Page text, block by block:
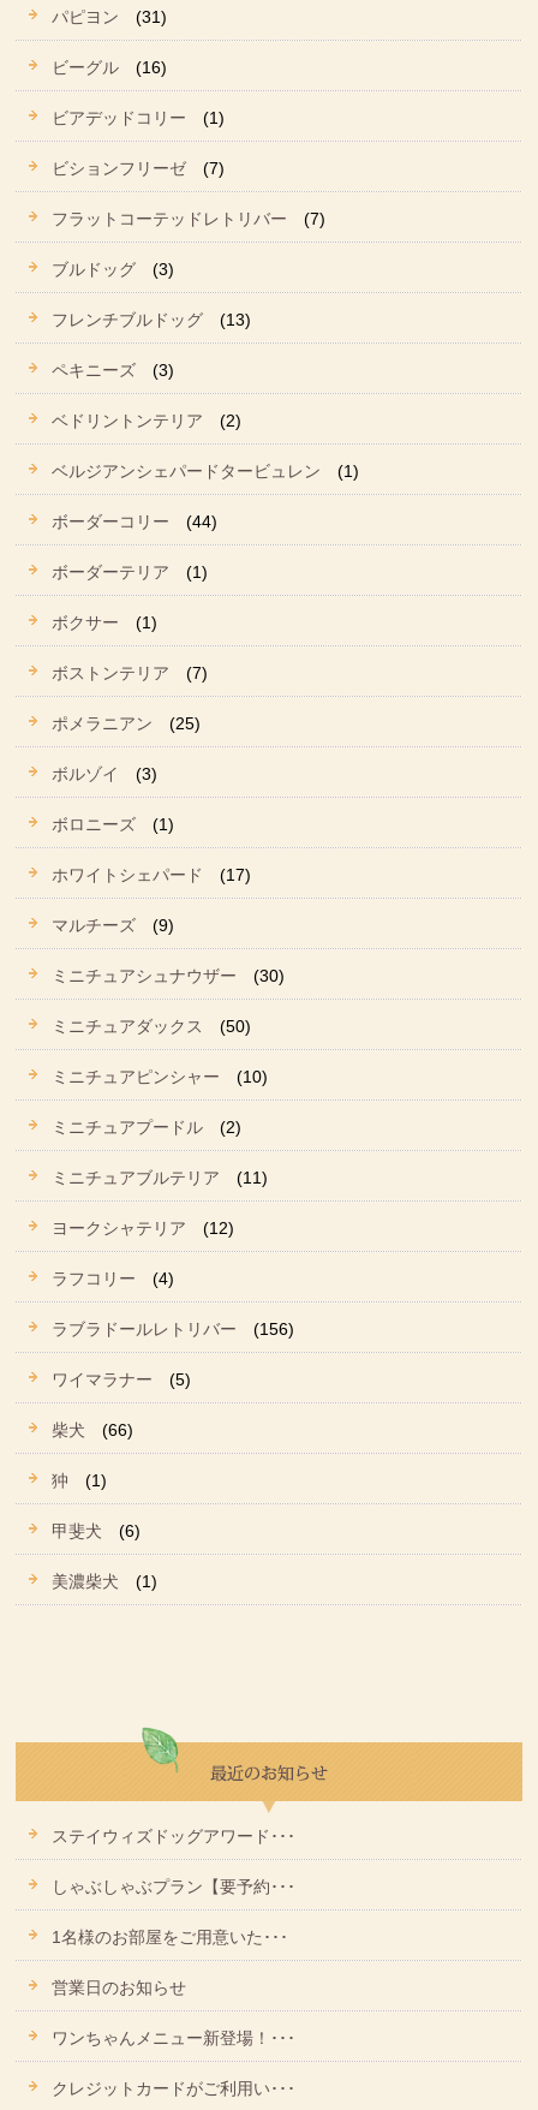
パピヨン (31)
ビーグル (16)
ビアデッドコリー (1)
ビションフリーゼ (7)
フラットコーテッドレトリバー (7)
ブルドッグ (3)
フレンチブルドッグ (13)
ペキニーズ (3)
ベドリントンテリア (2)
ベルジアンシェパードタービュレン (1)
ボーダーコリー (44)
ボーダーテリア (1)
ボクサー (1)
ボストンテリア (7)
ポメラニアン (25)
ボルゾイ (3)
ボロニーズ (1)
ホワイトシェパード (17)
マルチーズ (9)
ミニチュアシュナウザー (30)
ミニチュアダックス (50)
ミニチュアピンシャー (10)
ミニチュアプードル (2)
ミニチュアブルテリア (11)
ヨークシャテリア (12)
ラフコリー (4)
ラブラドールレトリバー (156)
ワイマラナー (5)
柴犬 (66)
狆 (1)
甲斐犬 (6)
美濃柴犬 (1)
ステイウィズドッグアワード･･･
しゃぶしゃぶプラン【要予約･･･
1名様のお部屋をご用意いた･･･
営業日のお知らせ
ワンちゃんメニュー新登場！･･･
クレジットカードがご利用い･･･